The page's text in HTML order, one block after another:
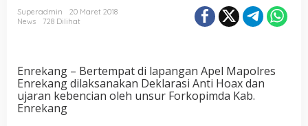
Superadmin
20 Maret 2018
News
728 Dilihat
Enrekang – Bertempat di lapangan Apel Mapolres
Enrekang dilaksanakan Deklarasi Anti Hoax dan
ujaran kebencian oleh unsur Forkopimda Kab.
Enrekang